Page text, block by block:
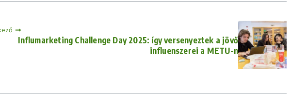
Influmarketing Challenge Day 2025: így versenyeztek a jövő
influenszerei a METU-n